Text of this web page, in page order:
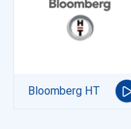
Bloomberg HT